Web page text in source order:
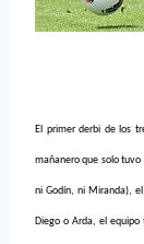
El primer derbi de los
mañanero que solo tuvo
ni Godín, ni Miranda),
Diego o Arda, el